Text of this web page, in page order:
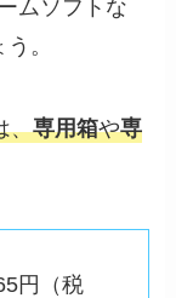
ムソフトな
。
、専用箱や専
円（税